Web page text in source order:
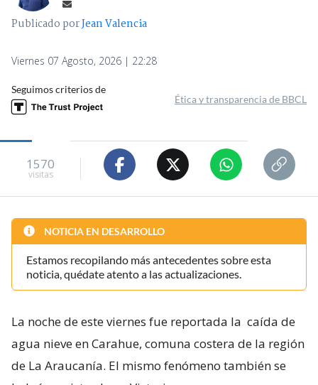
Publicado porJean Valencia
Viernes 07 Agosto, 2026 | 22:28
Seguimos criterios de
Ética y transparencia de BBCL
1570
visitas
NOTICIA EN DESARROLLO
Estamos recopilando más antecedentes sobre esta
noticia, quédate atento a las actualizaciones.
La noche de este viernes fue reportada la caída de
agua nieve en Carahue, comuna costera de la región
de La Araucanía. El mismo fenómeno también se